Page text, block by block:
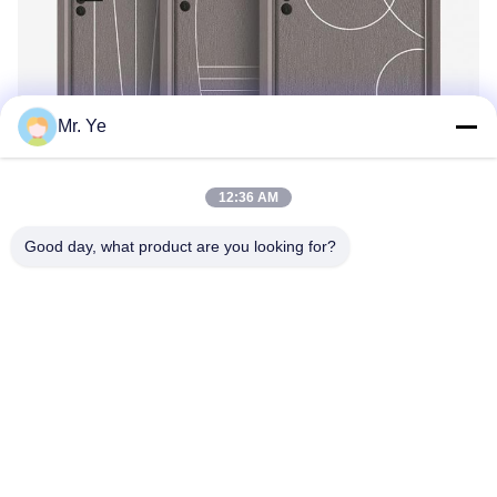
Mr. Ye
12:36 AM
Good day, what product are you looking for?